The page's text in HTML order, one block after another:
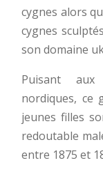
cygnes alors
cygnes
son domaine
Puisant aux
nordiques, ce
jeunes filles
redoutable
entre 1875 et